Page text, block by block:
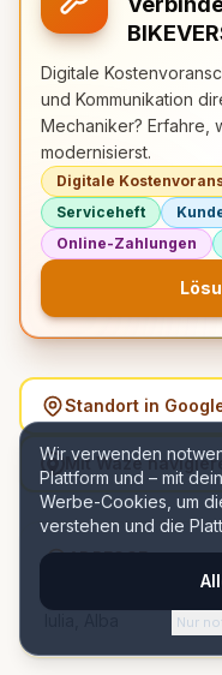
Wir verwenden
Plattform und – mit
Werbe-Cookies, um
verstehen und die
Nur
Digitale
und Kommunikation
Mechaniker? Erfahre,
modernisierst.
Digitale
Serviceheft
Online-Zahlungen
Standort in
Mit Waze
ADRESSE
Strada Iederii nr 10A,